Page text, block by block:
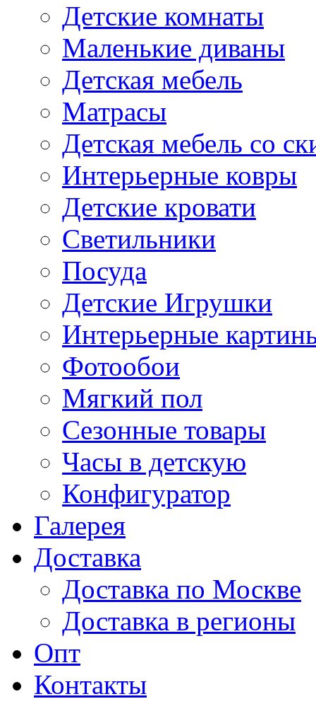
Детские комнаты
Маленькие диваны
Детская мебель
Матрасы
Детская мебель со
Интерьерные ковры
Детские кровати
Светильники
Посуда
Детские Игрушки
Интерьерные
Фотообои
Мягкий пол
Сезонные товары
Часы в детскую
Конфигуратор
Галерея
Доставка
Доставка по Москве
Доставка в регионы
Опт
Контакты